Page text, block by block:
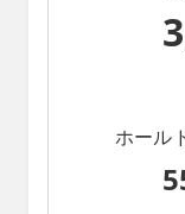
ホール